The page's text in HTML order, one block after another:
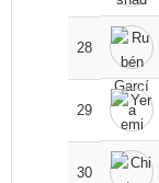
28
29
30